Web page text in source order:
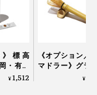
（柄）が長いから、グ
ようにしっかり混ぜら
にローカライズされ
ない“日本茶”というの
》標高
・有機
、溶か
¥1,512
《オプション／
マドラー》グラ
マグカップで、
¥